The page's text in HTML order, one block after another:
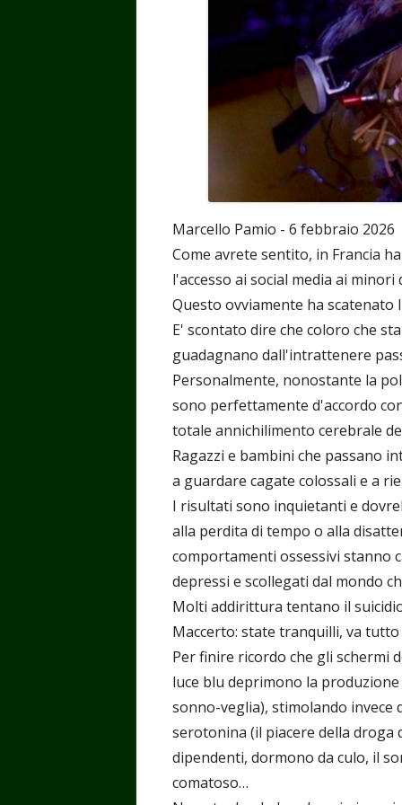
Marcello Pamio - 6 febbraio 2026
Come avrete sentito, in Francia
l'accesso ai social media ai minori
Questo ovviamente ha
E' scontato dire che coloro che
guadagnano dall'intrattenere
Personalmente, nonostante la
sono perfettamente d'accordo
totale annichilimento cerebrale
Ragazzi e bambini che passano
a guardare cagate colossali e a
I risultati sono inquietanti e
alla perdita di tempo o alla
comportamenti ossessivi stanno
depressi e scollegati dal mondo
Molti addirittura tentano il
Maccerto: state tranquilli, va tutto
Per finire ricordo che gli schermi
luce blu deprimono la
sonno-veglia), stimolando invece
serotonina (il piacere della droga
dipendenti, dormono da culo, il
comatoso…